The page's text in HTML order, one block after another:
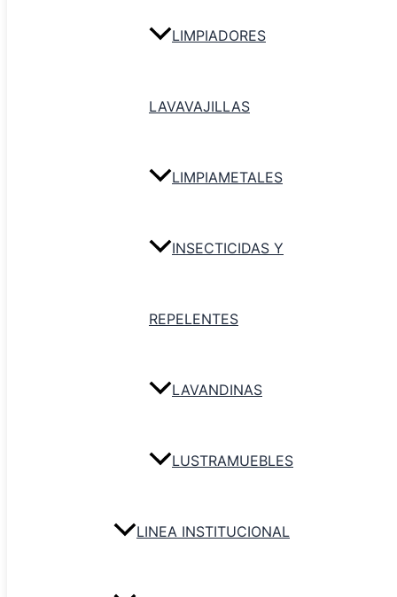
LIMPIADORES
LAVAVAJILLAS
LIMPIAMETALES
INSECTICIDAS Y
REPELENTES
LAVANDINAS
LUSTRAMUEBLES
LINEA INSTITUCIONAL
Bobina Industrial DH 2 u. x